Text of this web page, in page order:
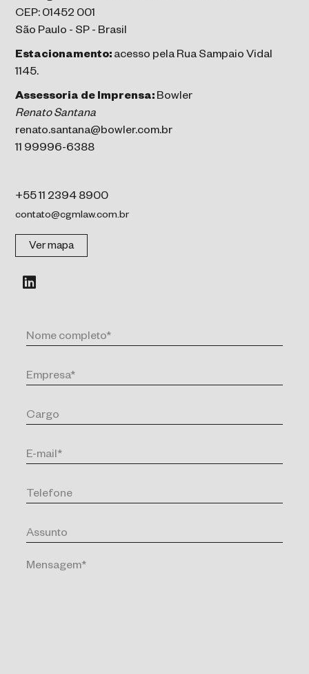
CEP: 01452 001
São Paulo - SP - Brasil
Estacionamento: acesso pela Rua Sampaio Vidal
1145.
Assessoria de Imprensa: Bowler
Renato Santana
renato.santana@bowler.com.br
11 99996-6388
+55 11 2394 8900
contato@cgmlaw.com.br
Ver mapa